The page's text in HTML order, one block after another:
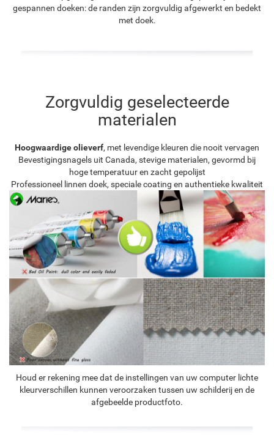
gespannen doeken: de randen zijn zorgvuldig afgewerkt en bedekt
met doek.
Zorgvuldig geselecteerde
materialen
Hoogwaardige olieverf, met levendige kleuren die nooit vervagen
Bevestigingsnagels uit Canada, stevige materialen, gevormd bij
hoge temperatuur en zacht gepolijst
Professioneel linnen doek, speciale coating en authentieke kwaliteit
Houd er rekening mee dat de instellingen van uw computer lichte
kleurverschillen kunnen veroorzaken tussen uw schilderij en de
afgebeelde productfoto.